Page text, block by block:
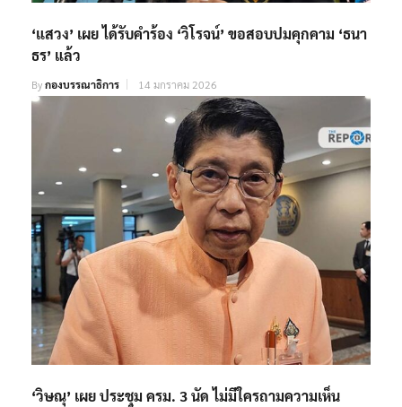
‘แสวง’ เผย ได้รับคำร้อง ‘วิโรจน์’ ขอสอบปมคุกคาม ‘ธนา
ธร’ แล้ว
Byกองบรรณาธิการ 14 มกราคม 2026
‘วิษณุ’ เผย ประชุม ครม. 3 นัด ไม่มีใครถามความเห็น